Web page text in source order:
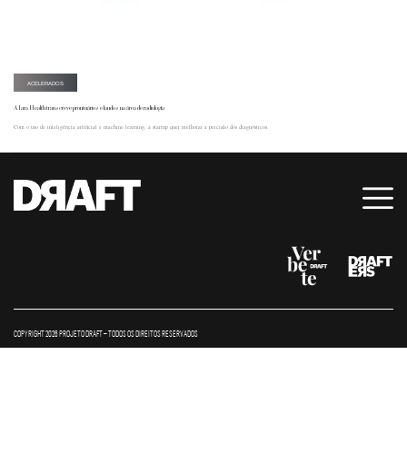
ACELERADOS
A Iara Health transcreve prontuários e laudos na área de radiologia
Com o uso de inteligência artificial e machine learning, a startup quer melhorar a precisão dos diagnósticos.
COPYRIGHT 2026 PROJETO DRAFT – TODOS OS DIREITOS RESERVADOS